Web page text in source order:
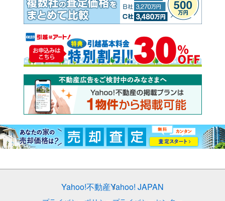
Yahoo!不動産Yahoo! JAPAN